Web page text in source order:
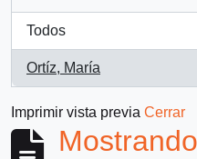
Todos
Ortíz, María
, 1 resultados
Imprimir vista previa Cerrar